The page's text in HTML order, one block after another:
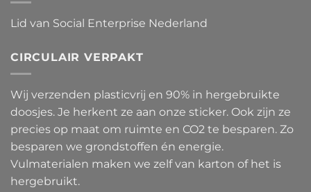
Lid van Social Enterprise Nederland
CIRCULAIR VERPAKT
Wij verzenden plasticvrij en 90% in hergebruikte
doosjes. Je herkent ze aan onze sticker. Ook zijn ze
precies op maat om ruimte en CO2 te besparen. Zo
besparen we grondstoffen én energie.
Vulmaterialen maken we zelf van karton of het is
hergebruikt.